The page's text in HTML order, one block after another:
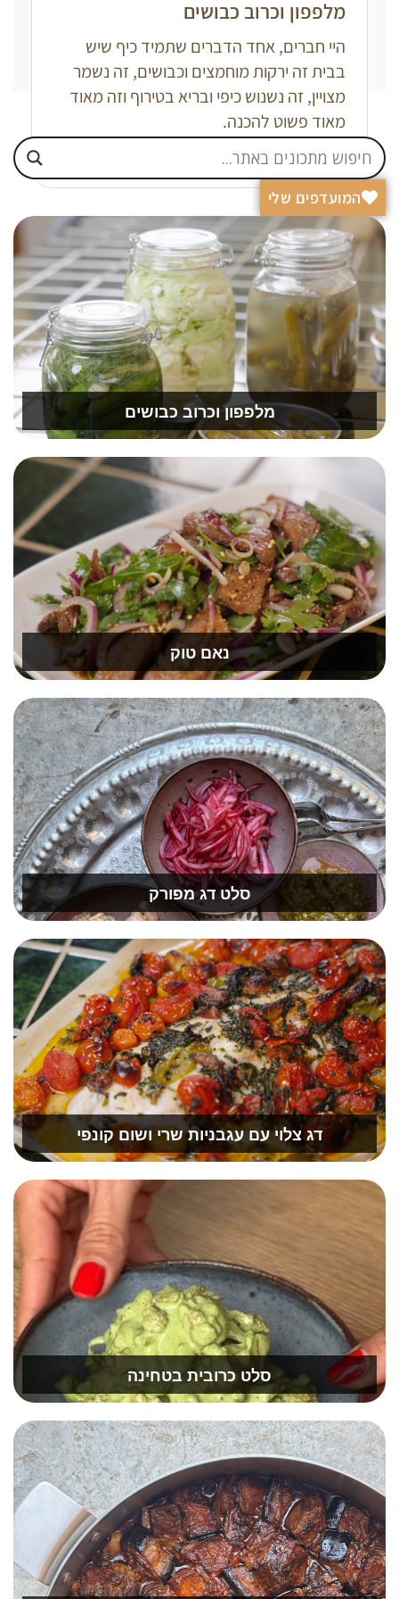
מלפפון וכרוב כבושים
היי חברים, אחד הדברים שתמיד כיף שיש
בבית זה ירקות מוחמצים וכבושים, זה נשמר
מצויין, זה נשנוש כיפי ובריא בטירוף וזה מאוד
מאוד פשוט להכנה.
קרא עוד »
המועדפים שלי
מלפפון וכרוב כבושים
נאם טוק
סלט דג מפורק
דג צלוי עם עגבניות שרי ושום קונפי
סלט כרובית בטחינה